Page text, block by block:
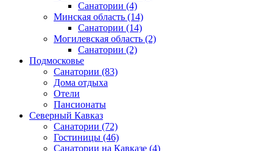
Санатории (4)
Минская область (14)
Санатории (14)
Могилевская область (2)
Санатории (2)
Подмосковье
Санатории (83)
Дома отдыха
Отели
Пансионаты
Северный Кавказ
Санатории (72)
Гостиницы (46)
Санатории на Кавказе (4)